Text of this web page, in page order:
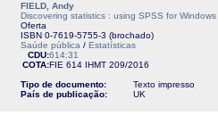
FIELD, Andy
Discovering statistics : using SPSS for Windows
Oferta
ISBN 0-7619-5755-3 (brochado)
Saúde pública / Estatísticas
CDU:614:31
COTA:FIE 614 IHMT 209/2016
Tipo de documento:
Texto impresso
País de publicação:
UK